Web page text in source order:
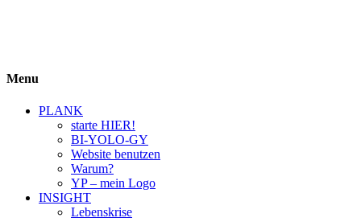
Menu
PLANK
starte HIER!
BI-YOLO-GY
Website benutzen
Warum?
YP – mein Logo
INSIGHT
Lebenskrise